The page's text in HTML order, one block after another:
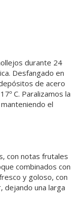
durante 24
Desfangado en
de acero
C. Paralizamos la
el
con notas frutales
combinados con
y goloso, con
dejando una larga